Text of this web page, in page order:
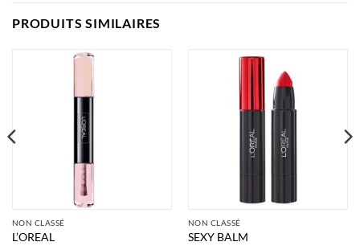
PRODUITS SIMILAIRES
NON CLASSÉ
L’OREAL
NON CLASSÉ
SEXY BALM